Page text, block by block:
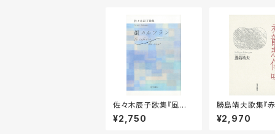
佐々木辰子歌集『風の
ルフラン』
¥2,750
勝島靖夫歌集『
傷吟』
¥2,970